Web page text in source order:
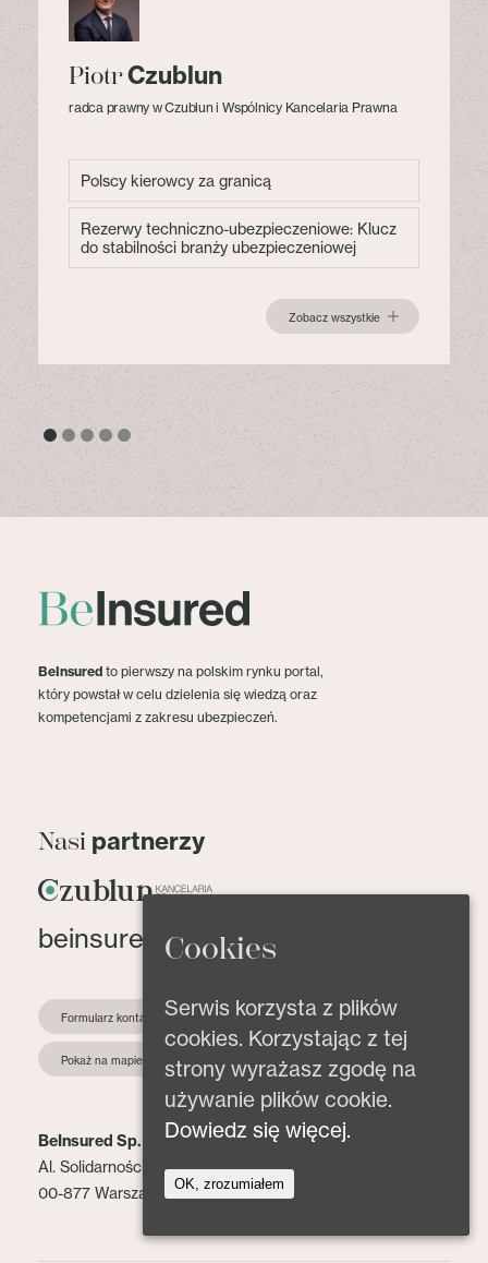
PiotrCzublun
radca prawny w Czublun i Wspólnicy Kancelaria Prawna
Polscy kierowcy za granicą
Rezerwy techniczno-ubezpieczeniowe: Klucz
do stabilności branży ubezpieczeniowej
Zobacz wszystkie
BeInsured to pierwszy na polskim rynku portal,
który powstał w celu dzielenia się wiedzą oraz
kompetencjami z zakresu ubezpieczeń.
Nasi partnerzy
beinsured@beinsured.pl
Formularz kontaktowy
Pokaż na mapie
BeInsured Sp. z o.o.
Al. Solidarności 153 lok. 2
00-877 Warszawa
Cookies
Serwis korzysta z plików
cookies. Korzystając z tej
strony wyrażasz zgodę na
używanie plików cookie.
Dowiedz się więcej.
OK, zrozumiałem